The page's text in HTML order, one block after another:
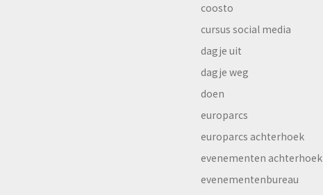
coosto
cursus social media
dagje uit
dagje weg
doen
europarcs
europarcs achterhoek
evenementen achterhoek
evenementenbureau